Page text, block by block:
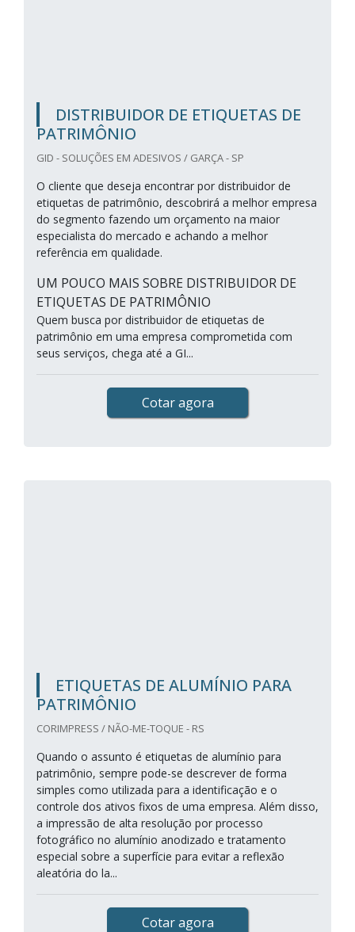
DISTRIBUIDOR DE ETIQUETAS DE
PATRIMÔNIO
GID - SOLUÇÕES EM ADESIVOS / GARÇA - SP
O cliente que deseja encontrar por distribuidor de
etiquetas de patrimônio, descobrirá a melhor empresa
do segmento fazendo um orçamento na maior
especialista do mercado e achando a melhor
referência em qualidade.
UM POUCO MAIS SOBRE DISTRIBUIDOR DE
ETIQUETAS DE PATRIMÔNIO
Quem busca por distribuidor de etiquetas de
patrimônio em uma empresa comprometida com
seus serviços, chega até a GI...
Cotar agora
ETIQUETAS DE ALUMÍNIO PARA
PATRIMÔNIO
CORIMPRESS / NÃO-ME-TOQUE - RS
Quando o assunto é etiquetas de alumínio para
patrimônio, sempre pode-se descrever de forma
simples como utilizada para a identificação e o
controle dos ativos fixos de uma empresa. Além disso,
a impressão de alta resolução por processo
fotográfico no alumínio anodizado e tratamento
especial sobre a superfície para evitar a reflexão
aleatória do la...
Cotar agora